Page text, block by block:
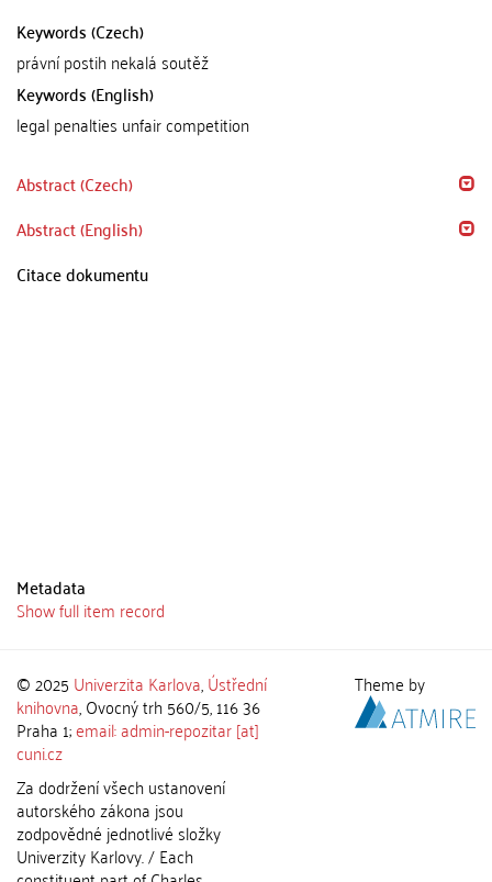
Keywords (Czech)
právní postih nekalá soutěž
Keywords (English)
legal penalties unfair competition
Abstract (Czech)
Abstract (English)
Citace dokumentu
Metadata
Show full item record
© 2025 Univerzita Karlova,Ústřední
knihovna, Ovocný trh 560/5, 116 36
Praha 1;email: admin-repozitar [at]
cuni.cz
Za dodržení všech ustanovení
autorského zákona jsou
zodpovědné jednotlivé složky
Univerzity Karlovy. / Each
Theme by